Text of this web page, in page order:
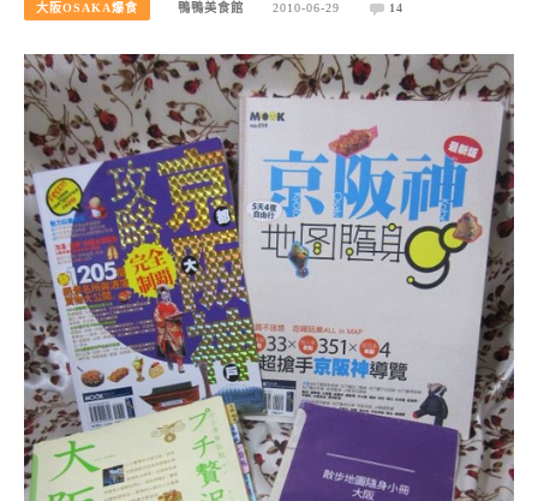
大阪OSAKA爆食 鴨鴨美食館 2010-06-29 14